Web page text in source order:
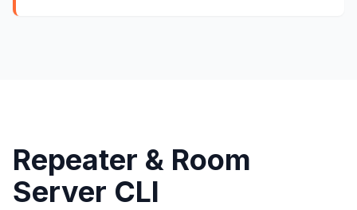
Repeater & Room
Server CLI